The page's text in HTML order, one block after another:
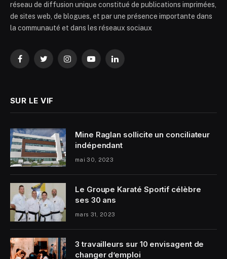
réseau de diffusion unique constitué de publications imprimées,
de sites web, de blogues, et par une présence importante dans
la communauté et dans les réseaux sociaux
FacebookTwitterInstagramYouTubeLinkedIn
SUR LE VIF
Mine Raglan sollicite un conciliateur
indépendant
mai 30, 2023
Le Groupe Karaté Sportif célèbre
ses 30 ans
mars 31, 2023
3 travailleurs sur 10 envisagent de
changer d’emploi